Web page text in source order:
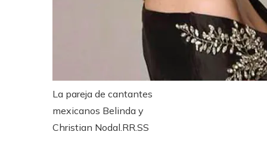
La pareja de cantantes
mexicanos Belinda y
Christian Nodal.RR.SS